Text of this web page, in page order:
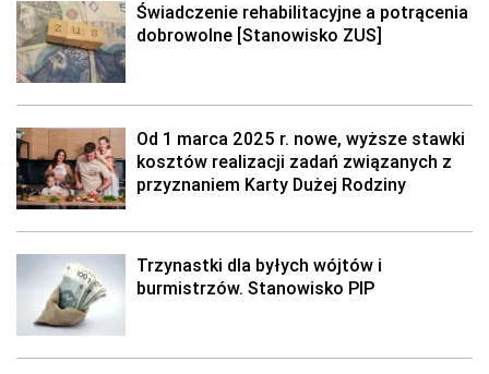
Świadczenie rehabilitacyjne a potrącenia
dobrowolne [Stanowisko ZUS]
Od 1 marca 2025 r. nowe, wyższe stawki
kosztów realizacji zadań związanych z
przyznaniem Karty Dużej Rodziny
Trzynastki dla byłych wójtów i
burmistrzów. Stanowisko PIP